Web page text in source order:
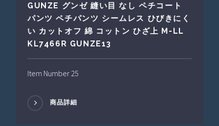
GUNZE グンゼ 縫い目 なし ペチコート
パンツ ペチパンツ シームレス ひびきにく
い カットオフ 綿 コットン ひざ上 M-LL
KL7466R GUNZE13
Item Number 25
商品詳細